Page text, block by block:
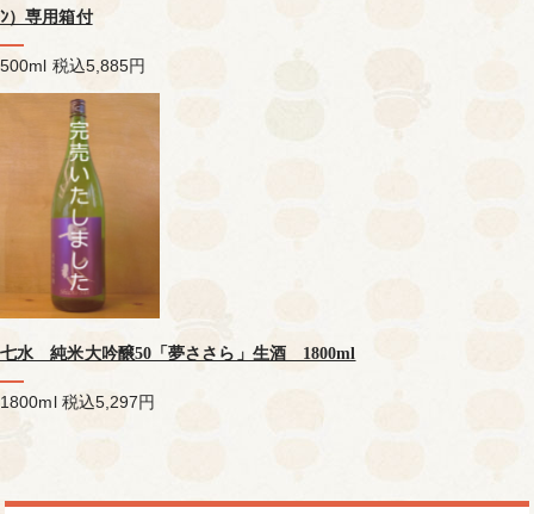
ﾝ）専用箱付
500ml 税込5,885円
七水 純米大吟醸50「夢ささら」生酒 1800ml
1800ml 税込5,297円